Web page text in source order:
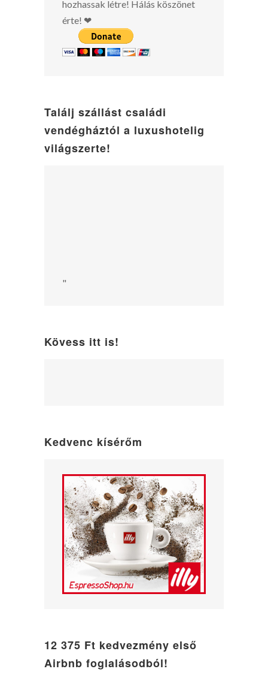
hozhassak létre! Hálás köszönet
érte! ❤
Találj szállást családi
vendégháztól a luxushotelig
világszerte!
"
Kövess itt is!
Kedvenc kísérőm
12 375 Ft kedvezmény első
Airbnb foglalásodból!